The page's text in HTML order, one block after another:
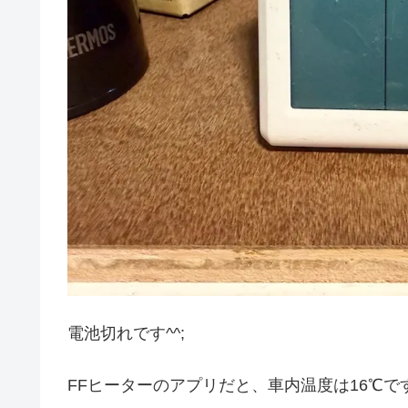
電池切れです^^;
FFヒーターのアプリだと、車内温度は16℃で